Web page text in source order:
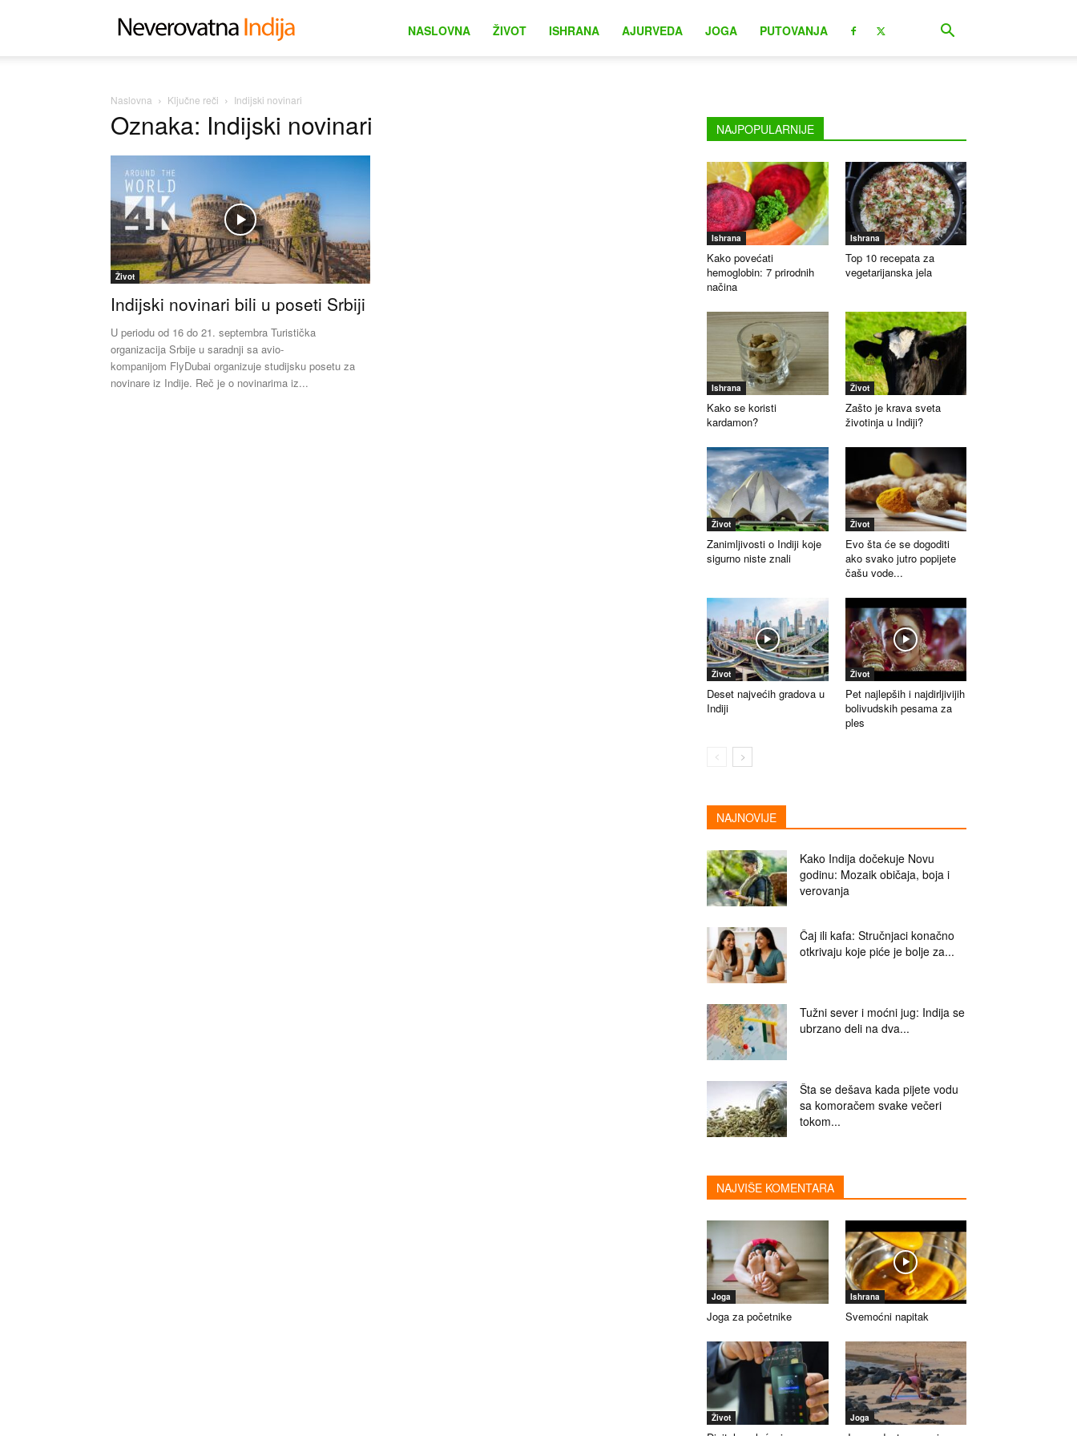
NASLOVNA ŽIVOT ISHRANA AJURVEDA JOGA PUTOVANJA
Naslovna Ključne reči Indijski novinari
Oznaka: Indijski novinari
Život
Indijski novinari bili u poseti Srbiji
U periodu od 16 do 21. septembra Turistička
organizacija Srbije u saradnji sa avio-
kompanijom FlyDubai organizuje studijsku posetu za
novinare iz Indije. Reč je o novinarima iz...
NAJPOPULARNIJE
Ishrana
Kako povećati
hemoglobin: 7 prirodnih
načina
Ishrana
Top 10 recepata za
vegetarijanska jela
Ishrana
Kako se koristi
kardamon?
Život
Zašto je krava sveta
životinja u Indiji?
Život
Zanimljivosti o Indiji koje
sigurno niste znali
Život
Evo šta će se dogoditi
ako svako jutro popijete
čašu vode...
Život
Deset najvećih gradova u
Indiji
Život
Pet najlepših i najdirljivijih
bolivudskih pesama za
ples
NAJNOVIJE
Kako Indija dočekuje Novu
godinu: Mozaik običaja, boja i
verovanja
Čaj ili kafa: Stručnjaci konačno
otkrivaju koje piće je bolje za...
Tužni sever i moćni jug: Indija se
ubrzano deli na dva...
Šta se dešava kada pijete vodu
sa komoračem svake večeri
tokom...
NAJVIŠE KOMENTARA
Joga
Joga za početnike
Ishrana
Svemoćni napitak
Život Joga